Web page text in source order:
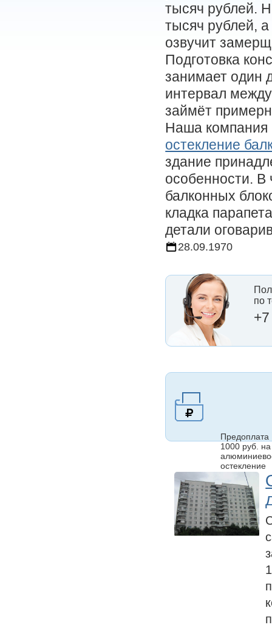
тысяч рублей.
тысяч рублей,
озвучит
Подготовка
занимает один
интервал
займёт
Наша компания
остекление
здание
особенности. В
балконных
кладка
детали
28.09.1970
по
Предоплата
1000 руб. на
остекление